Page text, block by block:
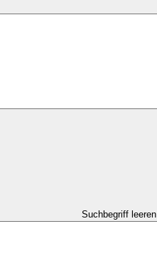
Suchbegriff leeren